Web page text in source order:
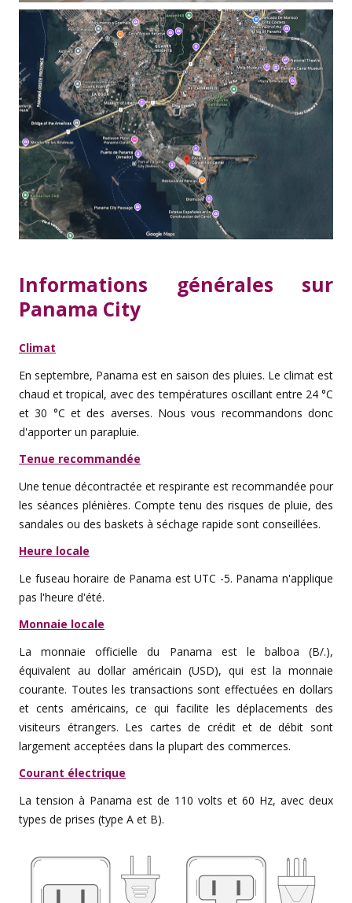
Informations générales sur
Panama City
Climat
En septembre, Panama est en saison des pluies. Le climat est
chaud et tropical, avec des températures oscillant entre 24 °C
et 30 °C et des averses. Nous vous recommandons donc
d'apporter un parapluie.
Tenue recommandée
Une tenue décontractée et respirante est recommandée pour
les séances plénières. Compte tenu des risques de pluie, des
sandales ou des baskets à séchage rapide sont conseillées.
Heure locale
Le fuseau horaire de Panama est UTC -5. Panama n'applique
pas l'heure d'été.
Monnaie locale
La monnaie officielle du Panama est le balboa (B/.),
équivalent au dollar américain (USD), qui est la monnaie
courante. Toutes les transactions sont effectuées en dollars
et cents américains, ce qui facilite les déplacements des
visiteurs étrangers. Les cartes de crédit et de débit sont
largement acceptées dans la plupart des commerces.
Courant électrique
La tension à Panama est de 110 volts et 60 Hz, avec deux
types de prises (type A et B).